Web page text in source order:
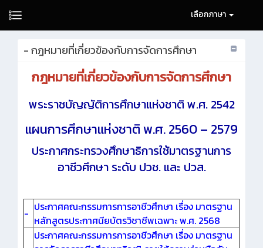
เลือกภาษา
- กฎหมายที่เกี่ยวข้องกับการจัดการศึกษา
กฎหมายที่เกี่ยวข้องกับการจัดการศึกษา
พระราชบัญญัติการศึกษาแห่งชาติ พ.ศ. 2542
แผนการศึกษาแห่งชาติ พ.ศ. 2560 – 2579
ประกาศกระทรวงศึกษาธิการใช้มาตรฐานการ
อาชีวศึกษา ระดับ ปวช. และ ปวส.
- ประกาศคณะกรรมการการอาชีวศึกษา เรื่อง มาตรฐาน
หลักสูตรประกาศนียบัตรวิชาชีพเฉพาะ พ.ศ. 2568
ประกาศคณะกรรมการการอาชีวศึกษา เรื่อง มาตรฐาน